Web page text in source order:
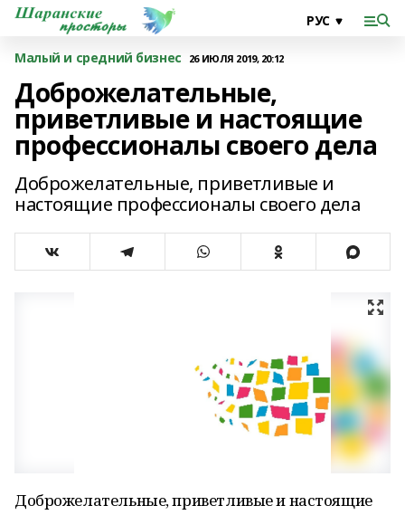
Малый и средний бизнес 26 ИЮЛЯ 2019, 20:12
Доброжелательные,
приветливые и настоящие
профессионалы своего дела
Доброжелательные, приветливые и
настоящие профессионалы своего дела
Доброжелательные, приветливые и настоящие